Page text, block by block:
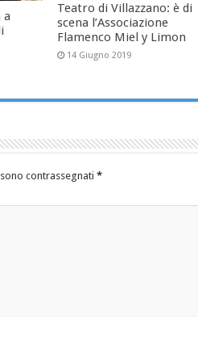
a
Teatro di Villazzano: è di
scena l’Associazione
Flamenco Miel y Limon
14 Giugno 2019
contrassegnati *